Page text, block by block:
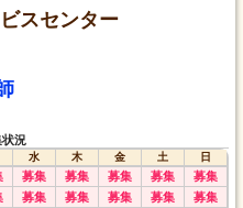
スセンター
況
水 木 金 土
日
募集 募集 募集 募集 募集
募集 募集 募集 募集 募集